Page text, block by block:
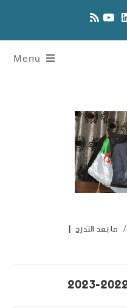
Menu
/ ما بعد التدرج